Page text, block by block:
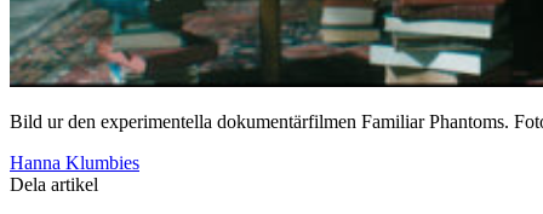
Bild ur den experimentella dokumentärfilmen Familiar Phantoms.
Hanna Klumbies
Dela artikel